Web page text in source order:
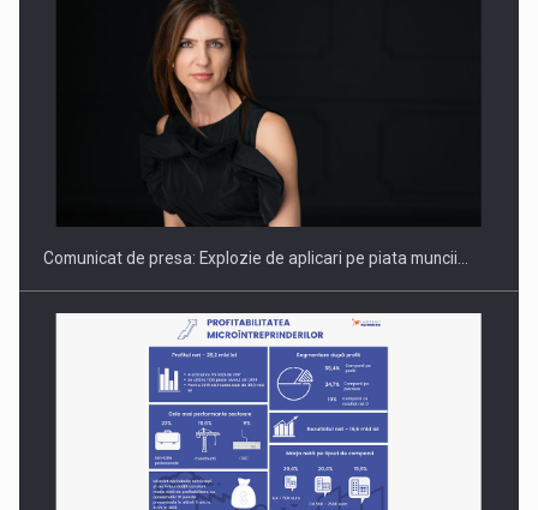
Hard Enduro Piatra Craiului 2026, fueled by benzinariile RO…
Comunicat de presa: Explozie de aplicari pe piata muncii…